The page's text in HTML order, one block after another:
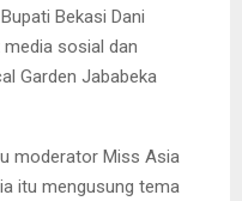
Bekasi Dani
media sosial dan
Garden Jababeka
moderator Miss Asia
itu mengusung tema